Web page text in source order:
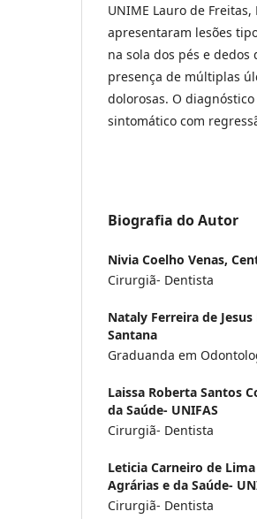
UNIME Lauro de
apresentaram lesões
na sola dos pés e
presença de múltiplas
dolorosas. O
sintomático com
Biografia do Autor
Nivia Coelho Venas,
Cirurgiã- Dentista
Nataly Ferreira de
Santana
Graduanda em
Laissa Roberta Santos
da Saúde- UNIFAS
Cirurgiã- Dentista
Leticia Carneiro de
Agrárias e da Saúde-
Cirurgiã- Dentista